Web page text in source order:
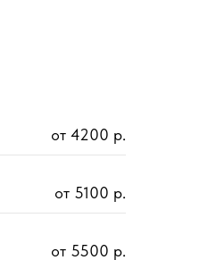
от 4200 р.
от 5100 р.
от 5500 р.